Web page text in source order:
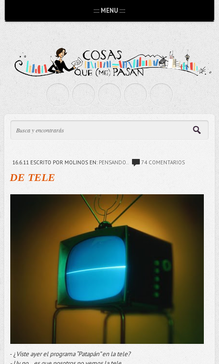
:::: MENU ::::
16.6.11 ESCRITO POR MOLINOS EN: PENSANDO.. 74 COMENTARIOS
DE TELE
- ¿ Viste ayer el programa “Patapán” en la tele?